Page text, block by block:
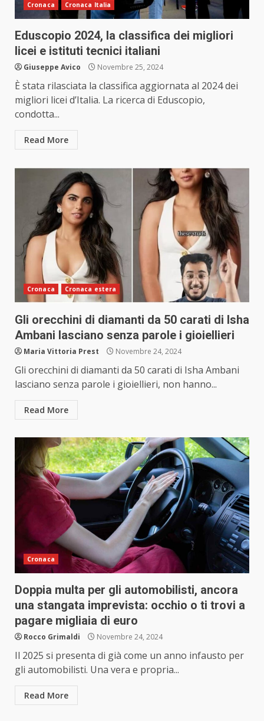
Cronaca Cronaca Italia
Eduscopio 2024, la classifica dei migliori
licei e istituti tecnici italiani
Giuseppe Avico Novembre 25, 2024
È stata rilasciata la classifica aggiornata al 2024 dei
migliori licei d’Italia. La ricerca di Eduscopio,
condotta...
Read More
Cronaca Cronaca estera
Gli orecchini di diamanti da 50 carati di Isha
Ambani lasciano senza parole i gioiellieri
Maria Vittoria Prest Novembre 24, 2024
Gli orecchini di diamanti da 50 carati di Isha Ambani
lasciano senza parole i gioiellieri, non hanno...
Read More
Cronaca
Doppia multa per gli automobilisti, ancora
una stangata imprevista: occhio o ti trovi a
pagare migliaia di euro
Rocco Grimaldi Novembre 24, 2024
Il 2025 si presenta di già come un anno infausto per
gli automobilisti. Una vera e propria...
Read More